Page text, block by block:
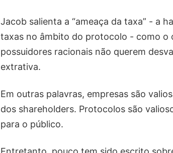
Jacob salienta a “ameaça da taxa” - a
taxas no âmbito do protocolo - como o
possuidores racionais não querem
extrativa.
Em outras palavras, empresas são
dos shareholders. Protocolos são
para o público.